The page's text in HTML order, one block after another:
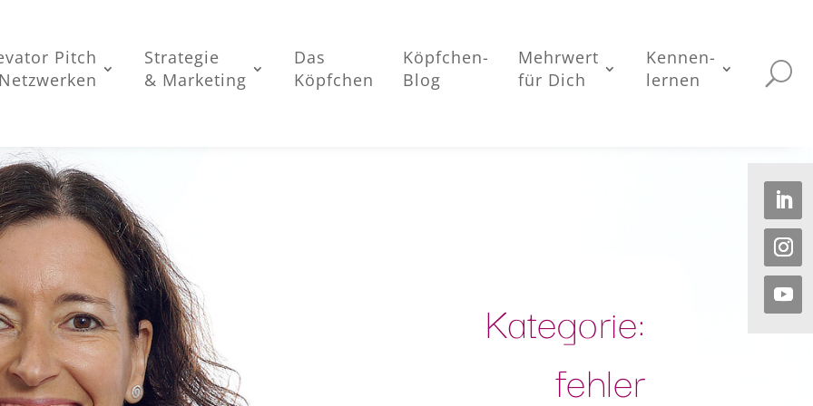
Pitch
Strategie
& Marketing
Das
Köpfchen
Köpfchen-
Blog
Mehrwert
für Dich
Kennen-
lernen
Kategorie:
fehler